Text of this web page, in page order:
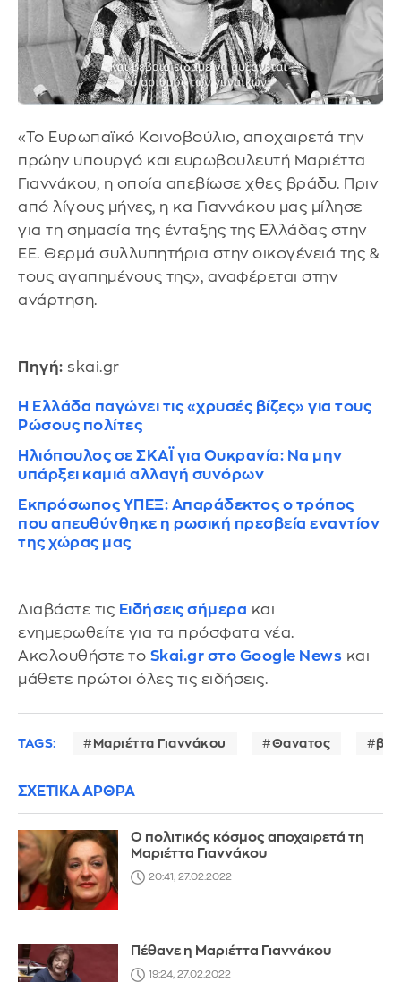
«Το Ευρωπαϊκό Κοινοβούλιο, αποχαιρετά την
πρώην υπουργό και ευρωβουλευτή Μαριέττα
Γιαννάκου, η οποία απεβίωσε χθες βράδυ. Πριν
από λίγους μήνες, η κα Γιαννάκου μας μίλησε
για τη σημασία της ένταξης της Ελλάδας στην
ΕΕ. Θερμά συλλυπητήρια στην οικογένειά της &
τους αγαπημένους της», αναφέρεται στην
ανάρτηση.
Πηγή: skai.gr
Η Ελλάδα παγώνει τις «χρυσές βίζες» για τους
Ρώσους πολίτες
Ηλιόπουλος σε ΣΚΑΪ για Ουκρανία: Να μην
υπάρξει καμιά αλλαγή συνόρων
Εκπρόσωπος ΥΠΕΞ: Απαράδεκτος ο τρόπος
που απευθύνθηκε η ρωσική πρεσβεία εναντίον
της χώρας μας
Διαβάστε τις Ειδήσεις σήμερα και
ενημερωθείτε για τα πρόσφατα νέα.
Ακολουθήστε το Skai.gr στο Google News και
μάθετε πρώτοι όλες τις ειδήσεις.
TAGS: Μαριέττα Γιαννάκου Θανατος
ΣΧΕΤΙΚΑ ΑΡΘΡΑ
Ο πολιτικός κόσμος αποχαιρετά τη
Μαριέττα Γιαννάκου
20:41, 27.02.2022
Πέθανε η Μαριέττα Γιαννάκου
19:24, 27.02.2022